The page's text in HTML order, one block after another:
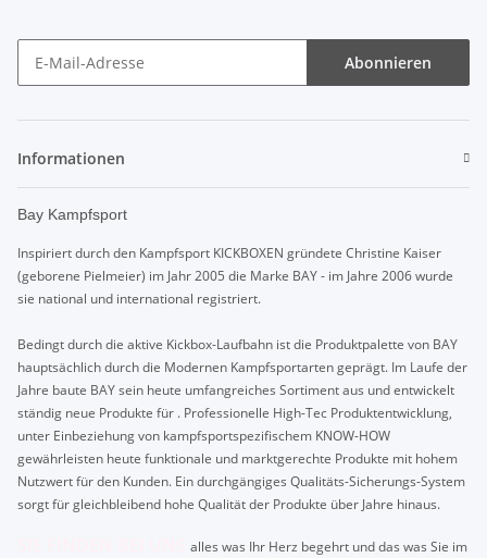
Abonnieren
Informationen
Bay Kampfsport
Inspiriert durch den Kampfsport KICKBOXEN gründete Christine Kaiser
(geborene Pielmeier) im Jahr 2005 die Marke BAY - im Jahre 2006 wurde
sie national und international registriert.
Bedingt durch die aktive Kickbox-Laufbahn ist die Produktpalette von BAY
hauptsächlich durch die Modernen Kampfsportarten geprägt. Im Laufe der
Jahre baute BAY sein heute umfangreiches Sortiment aus und entwickelt
ständig neue Produkte für . Professionelle High-Tec Produktentwicklung,
unter Einbeziehung von kampfsportspezifischem KNOW-HOW
gewährleisten heute funktionale und marktgerechte Produkte mit hohem
Nutzwert für den Kunden. Ein durchgängiges Qualitäts-Sicherungs-System
sorgt für gleichbleibend hohe Qualität der Produkte über Jahre hinaus.
alles was Ihr Herz begehrt und das was Sie im